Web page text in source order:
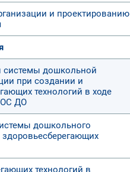
и проектированию
системы дошкольной
при создании и
технологий в ходе
ДО
дошкольного
технологий в